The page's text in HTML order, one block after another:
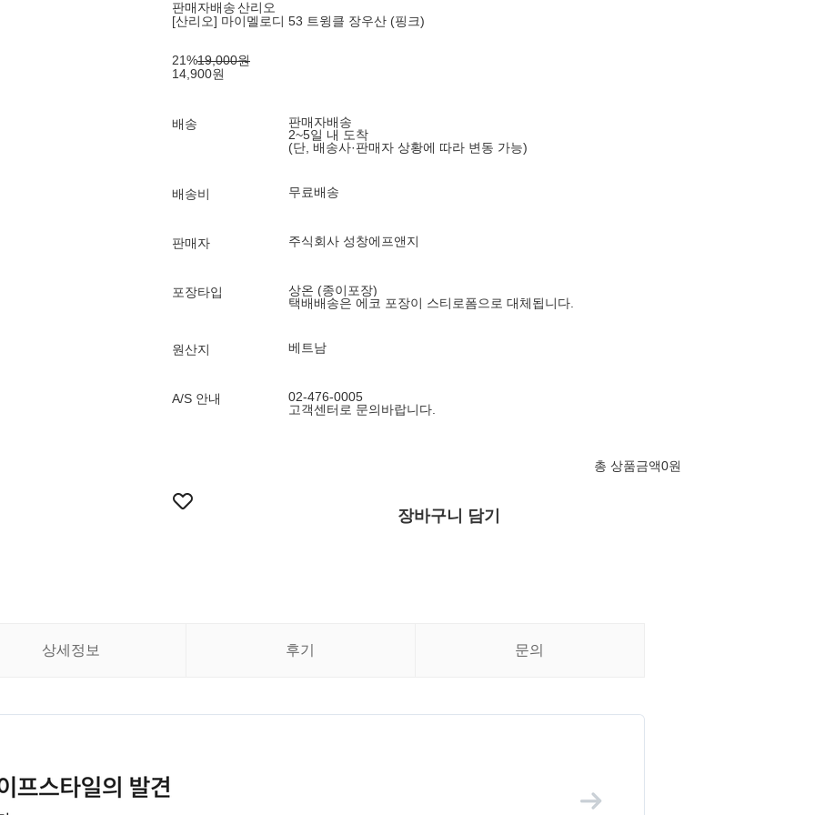
판매자배송산리오
[산리오] 마이멜로디 53 트윙클 장우산 (핑크)
21%19,000원
14,900원
배송
판매자배송
2~5일 내 도착
(단, 배송사·판매자 상황에 따라 변동 가능)
배송비 무료배송
판매자 주식회사 성창에프앤지
포장타입
상온 (종이포장)
택배배송은 에코 포장이 스티로폼으로 대체됩니다.
원산지 베트남
A/S 안내
02-476-0005
고객센터로 문의바랍니다.
총 상품금액0원
장바구니 담기
상세정보 후기 문의